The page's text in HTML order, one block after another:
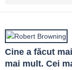
Cine a făcut
mai mult. Cei